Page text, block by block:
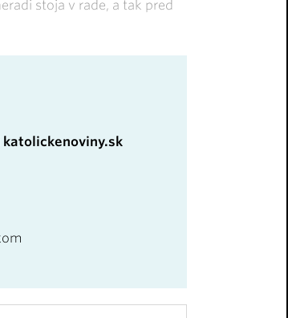
stoja v rade, a tak pred
katolickenoviny.sk